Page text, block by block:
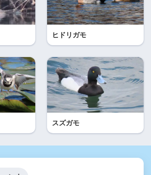
ヒドリガモ
スズガモ